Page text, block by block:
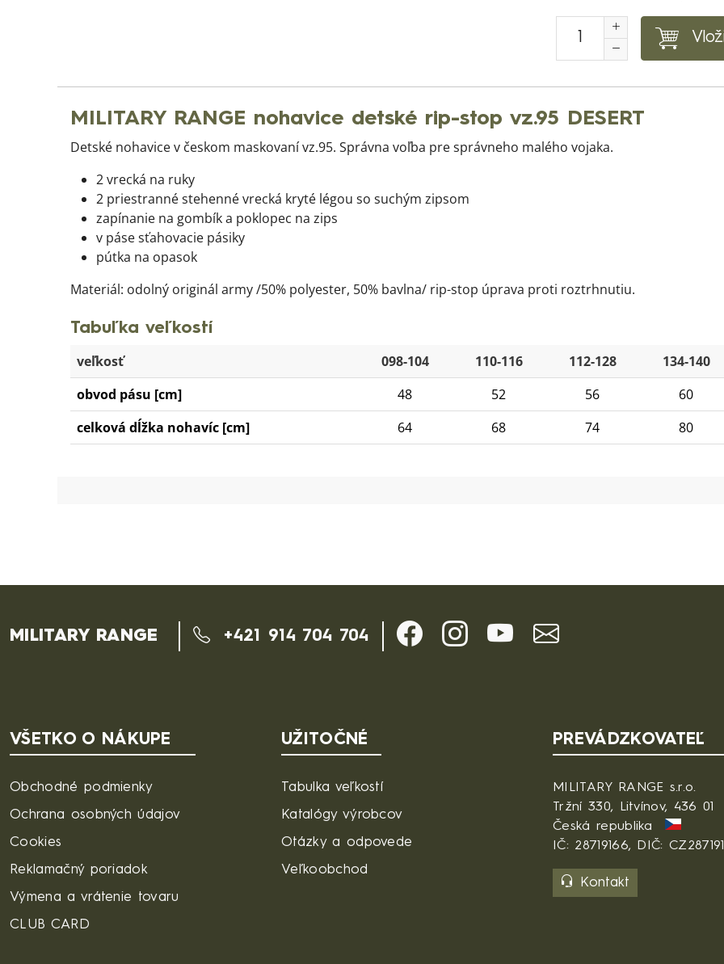
MILITARY RANGE nohavice detské rip-stop vz.95 DESERT
Detské nohavice v českom maskovaní vz.95. Správna voľba pre správneho malého vojaka.
2 vrecká na ruky
2 priestranné stehenné vrecká kryté légou so suchým zipsom
zapínanie na gombík a poklopec na zips
v páse sťahovacie pásiky
pútka na opasok
Materiál: odolný originál army /50% polyester, 50% bavlna/ rip-stop úprava proti roztrhnutiu.
Tabuľka veľkostí
veľkosť 098-104 110-116 112-128
134-140
obvod pásu [cm]
48 52 56
60
celková dĺžka nohavíc [cm]
64 68 74 80
MILITARY RANGE +421 914 704 704
VŠETKO O NÁKUPE
Obchodné podmienky
Ochrana osobných údajov
Cookies
Reklamačný poriadok
Výmena a vrátenie tovaru
CLUB CARD
UŽITOČNÉ
Tabulka veľkostí
Katalógy výrobcov
Otázky a odpovede
Veľkoobchod
PREVÁDZKOVATEĽ
MILITARY RANGE s.r.o.
Tržní 330, Litvínov, 436 01
Česká republika
IČ: 28719166, DIČ:
Kontakt